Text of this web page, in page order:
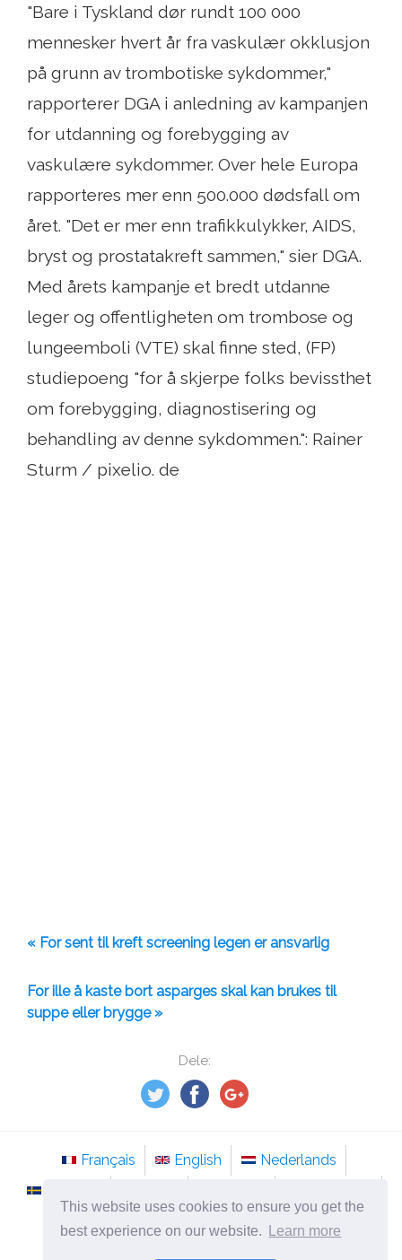
This website uses cookies to ensure you get the
best experience on our website.
Learn more
Dele:
"Bare i Tyskland dør rundt 100 000
mennesker hvert år fra vaskulær okklusjon
på grunn av trombotiske sykdommer,"
rapporterer DGA i anledning av kampanjen
for utdanning og forebygging av
vaskulære sykdommer. Over hele Europa
rapporteres mer enn 500.000 dødsfall om
året. "Det er mer enn trafikkulykker, AIDS,
bryst og prostatakreft sammen," sier DGA.
Med årets kampanje et bredt utdanne
leger og offentligheten om trombose og
lungeemboli (VTE) skal finne sted, (FP)
studiepoeng "for å skjerpe folks bevissthet
om forebygging, diagnostisering og
behandling av denne sykdommen.": Rainer
Sturm / pixelio. de
« For sent til kreft screening legen er ansvarlig
For ille å kaste bort asparges skal kan brukes til
suppe eller brygge »
Français English
Nederlands
Românesc